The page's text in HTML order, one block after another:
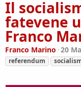
Il
fatevene
Franco
Franco Marino 20
referendum